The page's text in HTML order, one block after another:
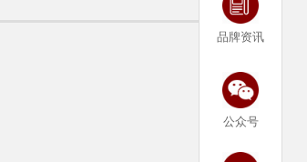
品牌资讯
公众号